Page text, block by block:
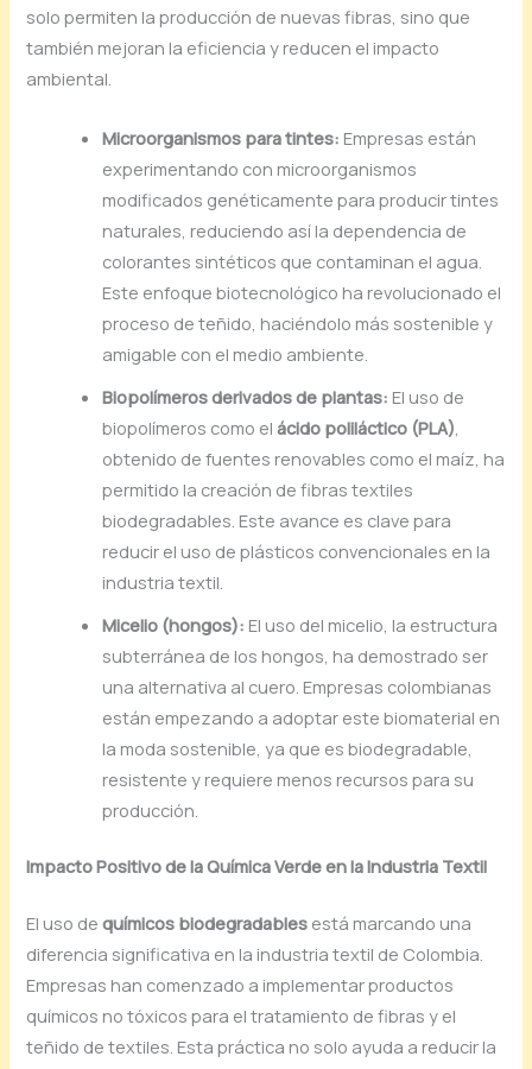
solo permiten la producción de nuevas fibras, sino que
también mejoran la eficiencia y reducen el impacto
ambiental.
Microorganismos para tintes: Empresas están
experimentando con microorganismos
modificados genéticamente para producir tintes
naturales, reduciendo así la dependencia de
colorantes sintéticos que contaminan el agua.
Este enfoque biotecnológico ha revolucionado el
proceso de teñido, haciéndolo más sostenible y
amigable con el medio ambiente.
Biopolímeros derivados de plantas: El uso de
biopolímeros como elácido poliláctico (PLA)
obtenido de fuentes renovables como el maíz, ha
permitido la creación de fibras textiles
biodegradables. Este avance es clave para
reducir el uso de plásticos convencionales en la
industria textil.
Micelio (hongos): El uso del micelio, la estructura
subterránea de los hongos, ha demostrado ser
una alternativa al cuero. Empresas colombianas
están empezando a adoptar este biomaterial en
la moda sostenible, ya que es biodegradable,
resistente y requiere menos recursos para su
producción.
Impacto Positivo de la Química Verde en la Industria Textil
El uso dequímicos biodegradables está marcando una
diferencia significativa en la industria textil de Colombia.
Empresas han comenzado a implementar productos
químicos no tóxicos para el tratamiento de fibras y el
teñido de textiles. Esta práctica no solo ayuda a reducir la